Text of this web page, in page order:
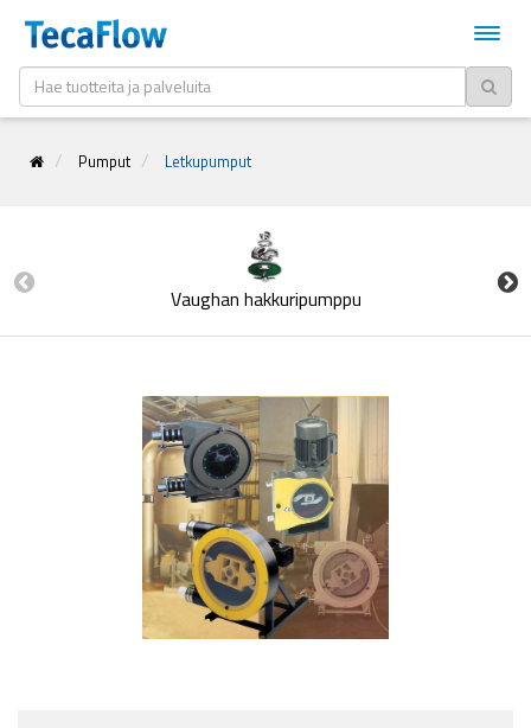
Pumput Letkupumput
Vaughan hakkuripumppu